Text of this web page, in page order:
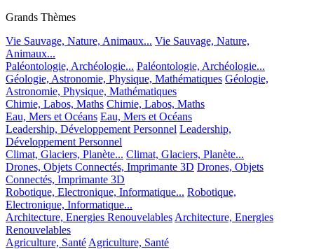
Grands Thèmes
Vie Sauvage, Nature, Animaux... Vie Sauvage, Nature,
Animaux...
Paléontologie, Archéologie... Paléontologie, Archéologie...
Géologie, Astronomie, Physique, Mathématiques Géologie,
Astronomie, Physique, Mathématiques
Chimie, Labos, Maths Chimie, Labos, Maths
Eau, Mers et Océans Eau, Mers et Océans
Leadership, Développement Personnel Leadership,
Développement Personnel
Climat, Glaciers, Planète... Climat, Glaciers, Planète...
Drones, Objets Connectés, Imprimante 3D Drones, Objets
Connectés, Imprimante 3D
Robotique, Electronique, Informatique... Robotique,
Electronique, Informatique...
Architecture, Energies Renouvelables Architecture, Energies
Renouvelables
Agriculture, Santé Agriculture, Santé